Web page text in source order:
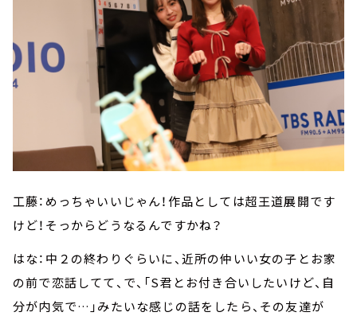
工藤：めっちゃいいじゃん！作品としては超王道展開です
けど！そっからどうなるんですかね？
はな：中２の終わりぐらいに、近所の仲いい女の子とお家
の前で恋話してて、で、「S君とお付き合いしたいけど、自
分が内気で…」みたいな感じの話をしたら、その友達が